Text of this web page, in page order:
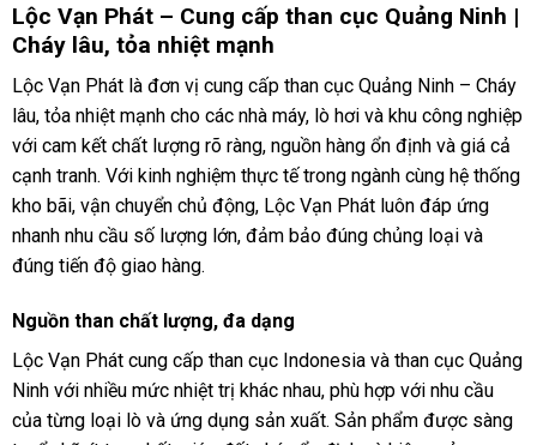
Lộc Vạn Phát – Cung cấp than cục Quảng Ninh |
Cháy lâu, tỏa nhiệt mạnh
Lộc Vạn Phát là đơn vị cung cấp than cục Quảng Ninh – Cháy
lâu, tỏa nhiệt mạnh cho các nhà máy, lò hơi và khu công nghiệp
với cam kết chất lượng rõ ràng, nguồn hàng ổn định và giá cả
cạnh tranh. Với kinh nghiệm thực tế trong ngành cùng hệ thống
kho bãi, vận chuyển chủ động, Lộc Vạn Phát luôn đáp ứng
nhanh nhu cầu số lượng lớn, đảm bảo đúng chủng loại và
đúng tiến độ giao hàng.
Nguồn than chất lượng, đa dạng
Lộc Vạn Phát cung cấp than cục Indonesia và than cục Quảng
Ninh với nhiều mức nhiệt trị khác nhau, phù hợp với nhu cầu
của từng loại lò và ứng dụng sản xuất. Sản phẩm được sàng